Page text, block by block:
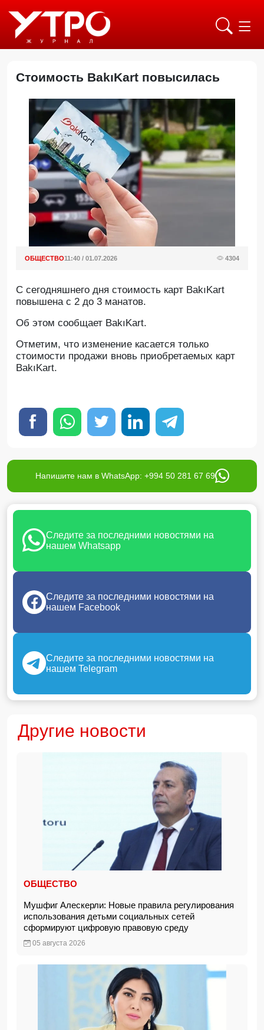
Стоимость BakıKart повысилась
ОБЩЕСТВО11:40 / 01.07.2026 4304
С сегодняшнего дня стоимость карт BakıKart
повышена с 2 до 3 манатов.
Об этом сообщает BakıKart.
Отметим, что изменение касается только
стоимости продажи вновь приобретаемых карт
BakıKart.
Напишите нам в WhatsApp: +994 50 281 67 69
Следите за последними новостями на
нашем Whatsapp
Следите за последними новостями на
нашем Facebook
Следите за последними новостями на
нашем Telegram
Другие новости
ОБЩЕСТВО
Мушфиг Алескерли: Новые правила регулирования
использования детьми социальных сетей
сформируют цифровую правовую среду
05 августа 2026